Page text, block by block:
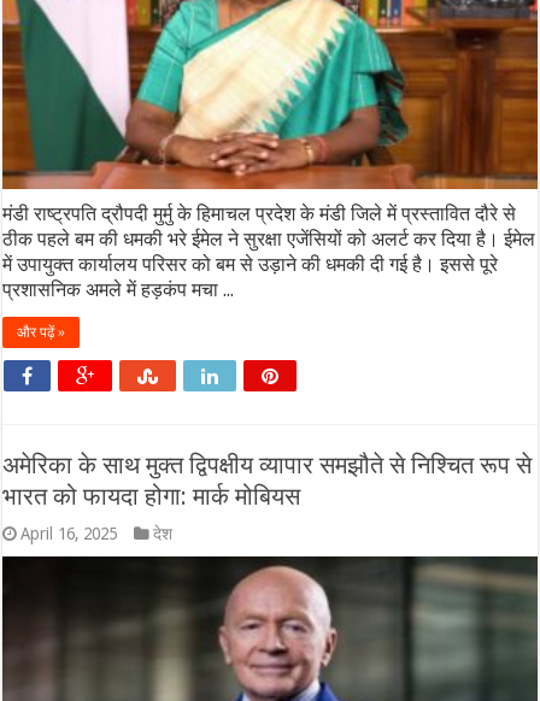
मंडी राष्ट्रपति द्रौपदी मुर्मु के हिमाचल प्रदेश के मंडी जिले में प्रस्तावित दौरे से
ठीक पहले बम की धमकी भरे ईमेल ने सुरक्षा एजेंसियों को अलर्ट कर दिया है। ईमेल
में उपायुक्त कार्यालय परिसर को बम से उड़ाने की धमकी दी गई है। इससे पूरे
प्रशासनिक अमले में हड़कंप मचा ...
और पढ़ें »
अमेरिका के साथ मुक्त द्विपक्षीय व्यापार समझौते से निश्चित रूप से
भारत को फायदा होगा: मार्क मोबियस
April 16, 2025 देश